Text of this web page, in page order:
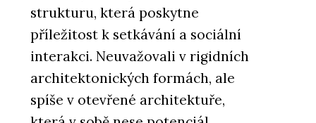
strukturu, která poskytne
příležitost k setkávání a sociální
interakci. Neuvažovali v rigidních
architektonických formách, ale
spíše v otevřené architektuře,